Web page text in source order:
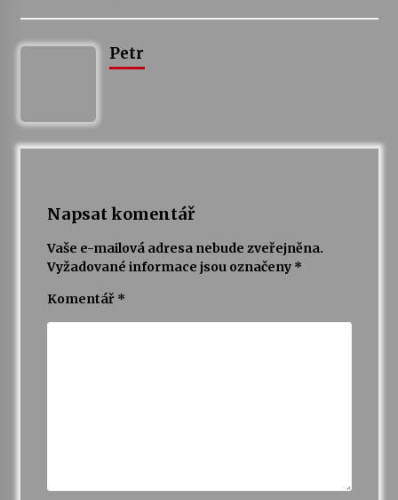
Petr
Napsat komentář
Vaše e-mailová adresa nebude zveřejněna.
Vyžadované informace jsou označeny *
Komentář *